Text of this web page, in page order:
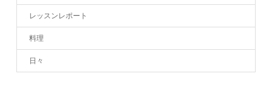
レッスンレポート
料理
日々